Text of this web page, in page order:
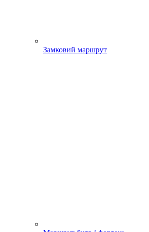
Замковий маршрут